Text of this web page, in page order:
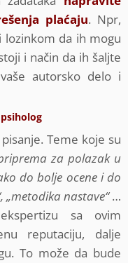
plaćaju. Npr,
da ih mogu
i način da ih šaljte
autorsko delo i
Teme koje su
za polazak u
do bolje ocene i do
„metodika nastave“…
sa ovim
reputaciju, dalje
To može da bude